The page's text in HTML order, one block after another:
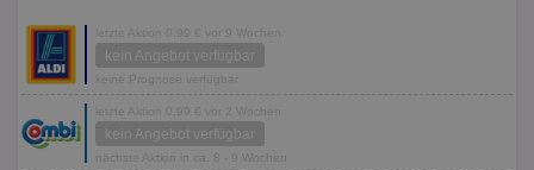
letzte Aktion 0,99 € vor 9 Wochen
kein Angebot verfügbar
keine Prognose verfügbar
letzte Aktion 0,99 € vor 2 Wochen
kein Angebot verfügbar
nächste Aktion in ca. 8 - 9 Wochen